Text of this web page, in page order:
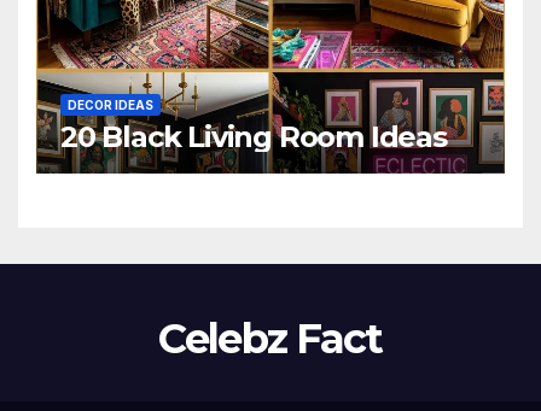
DECOR IDEAS
20 Black Living Room Ideas
Celebz Fact